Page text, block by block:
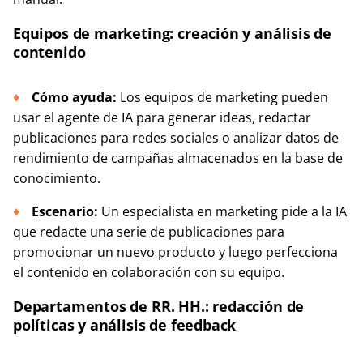
Equipos de marketing: creación y análisis de
contenido
Cómo ayuda: Los equipos de marketing pueden
usar el agente de IA para generar ideas, redactar
publicaciones para redes sociales o analizar datos de
rendimiento de campañas almacenados en la base de
conocimiento.
Escenario: Un especialista en marketing pide a la IA
que redacte una serie de publicaciones para
promocionar un nuevo producto y luego perfecciona
el contenido en colaboración con su equipo.
Departamentos de RR. HH.: redacción de
políticas y análisis de feedback